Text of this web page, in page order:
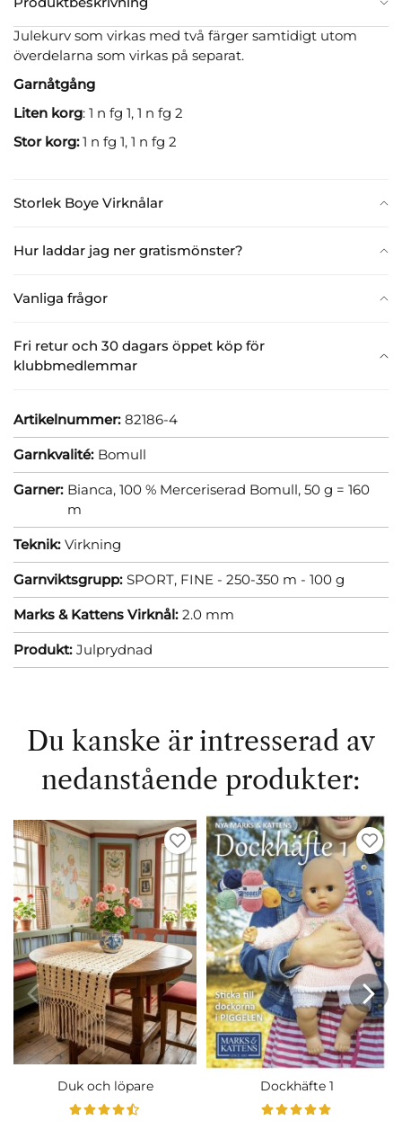
Storlek Boye Virknålar
Hur laddar jag ner gratismönster?
Vanliga frågor
Fri retur och 30 dagars öppet köp för
klubbmedlemmar
Julekurv som virkas med två färger samtidigt utom
överdelarna som virkas på separat.
Garnåtgång
Liten korg: 1 n fg 1, 1 n fg 2
Stor korg:1 n fg 1, 1 n fg 2
Artikelnummer: 82186-4
Garnkvalité: Bomull
Garner: Bianca, 100 % Merceriserad Bomull, 50 g = 160
m
Teknik: Virkning
Garnviktsgrupp: SPORT, FINE - 250-350 m - 100 g
Marks & Kattens Virknål: 2.0 mm
Produkt: Julprydnad
Du kanske är intresserad av
nedanstående produkter:
Duk och löpare Dockhäfte 1